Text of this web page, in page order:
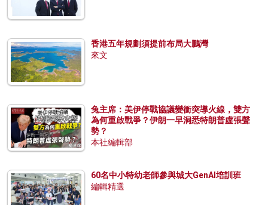
香港五年規劃須提前布局大鵬灣
來文
兔主席：美伊停戰協議變衝突導火線，雙方
為何重啟戰爭？伊朗一早洞悉特朗普虛張聲
勢？
本社編輯部
60名中小特幼老師參與城大GenAI培訓班
編輯精選